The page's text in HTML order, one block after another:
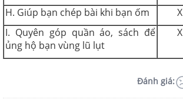
H. Giúp bạn chép bài khi bạn ốm
X
I. Quyên góp quần áo, sách để
ủng hộ bạn vùng lũ lụt
X
Đánh giá: